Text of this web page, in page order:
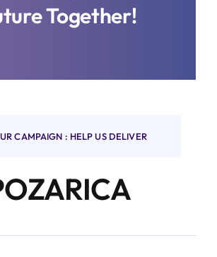
Together!
CAMPAIGN : HELP US DELIVER